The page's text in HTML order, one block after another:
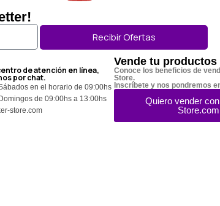
Recibir Ofertas
de atención en línea,
por chat.
en el horario de 09:00hs
de 09:00hs a 13:00hs
store.com
Vende tu productos
Conoce los beneficios de
Store.
Inscríbete y nos pondremos
Quiero vender
Store.com